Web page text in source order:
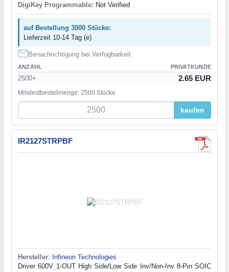
DigiKey Programmable: Not Verified
auf Bestellung 3000 Stücke:
Lieferzeit 10-14 Tag (e)
Benachrichtigung bei Verfügbarkeit
ANZAHL PRIVATKUNDE
2500+ 2.65 EUR
Mindestbestellmenge: 2500 Stücke
kaufen
IR2127STRPBF
Hersteller: Infineon Technologies
Driver 600V 1-OUT High Side/Low Side Inv/Non-Inv 8-Pin SOIC